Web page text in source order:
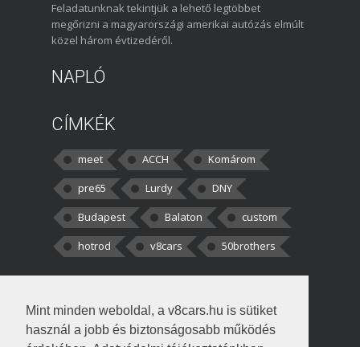
Mint minden weboldal, a v8cars.hu is sütiket
használ a jobb és biztonságosabb működés
Feladatunknak tekintjük a lehető legtöbbet
megőrizni a magyarországi amerikai autózás elmúlt
közel három évtizedéről.
NAPLÓ
CÍMKÉK
meet ACCH
Komárom
pre65
Lurdy
DNY
Budapest
Balaton
custom
hotrod
v8cars 50brothers
kortisz:Elszúrtam! Én csak két
darabbaal számoltam. Nem tudtam, hogy fél autót,